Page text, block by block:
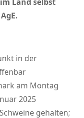
in der
am Montag
2025
gehalten;